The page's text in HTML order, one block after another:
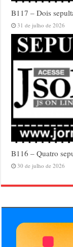
B117 – Dois
31 de julho de 2026
B116 – Quatro
30 de julho de 2026